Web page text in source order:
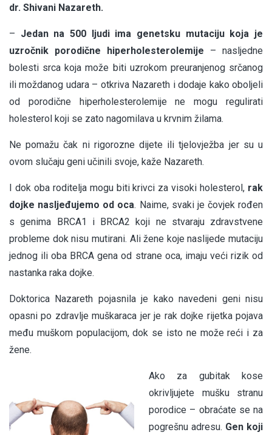
dr. Shivani Nazareth.
– Jedan na 500 ljudi ima genetsku mutaciju koja je
uzročnik porodične hiperholesterolemije – nasljedne
bolesti srca koja može biti uzrokom preuranjenog srčanog
ili moždanog udara – otkriva Nazareth i dodaje kako oboljeli
od porodične hiperholesterolemije ne mogu regulirati
holesterol koji se zato nagomilava u krvnim žilama.
Ne pomažu čak ni rigorozne dijete ili tjelovježba jer su u
ovom slučaju geni učinili svoje, kaže Nazareth.
I dok oba roditelja mogu biti krivci za visoki holesterol, rak
dojke nasljeđujemo od oca. Naime, svaki je čovjek rođen
s genima BRCA1 i BRCA2 koji ne stvaraju zdravstvene
probleme dok nisu mutirani. Ali žene koje naslijede mutaciju
jednog ili oba BRCA gena od strane oca, imaju veći rizik od
nastanka raka dojke.
Doktorica Nazareth pojasnila je kako navedeni geni nisu
opasni po zdravlje muškaraca jer je rak dojke rijetka pojava
među muškom populacijom, dok se isto ne može reći i za
žene.
Ako za gubitak kose
okrivljujete mušku stranu
porodice – obraćate se na
pogrešnu adresu. Gen koji